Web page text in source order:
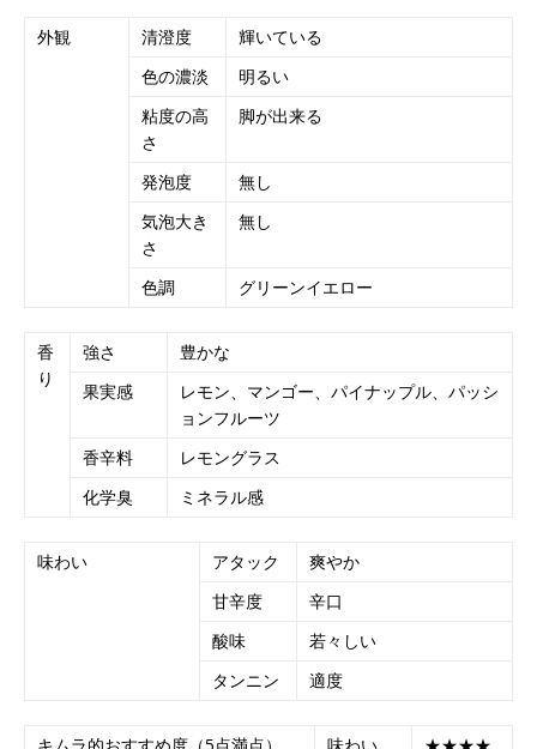
外観 清澄度
輝いている
色の濃淡
明るい
粘度の高
さ
脚が出来る
発泡度
無し
気泡大き
さ
無し
色調 グリーンイエロー
香
り
強さ
豊かな
果実感
レモン、マンゴー、パイナップル、パッシ
ョンフルーツ
香辛料
レモングラス
化学臭
ミネラル感
味わい アタック
爽やか
甘辛度
辛口
酸味
若々しい
タンニン
適度